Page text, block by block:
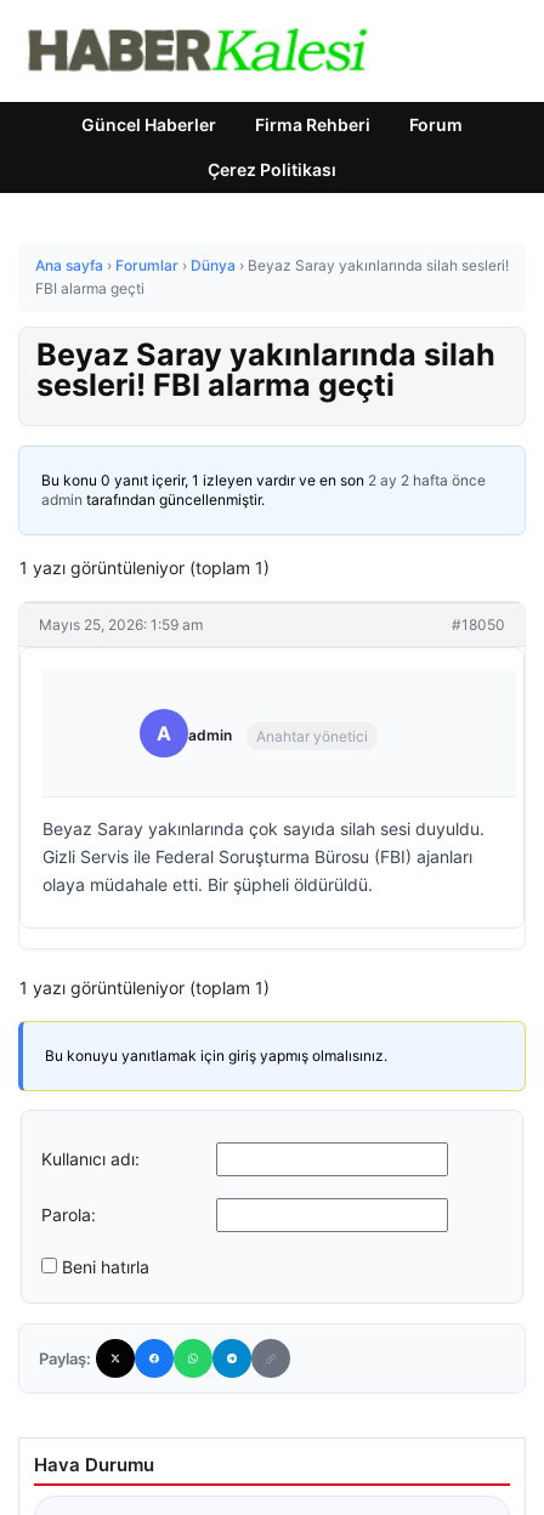
Güncel Haberler Firma Rehberi Forum
Çerez Politikası
Ana sayfa › Forumlar › Dünya › Beyaz Saray yakınlarında silah sesleri!
FBI alarma geçti
Beyaz Saray yakınlarında silah
sesleri! FBI alarma geçti
Bu konu 0 yanıt içerir, 1 izleyen vardır ve en son 2 ay 2 hafta önce
admin tarafından güncellenmiştir.
1 yazı görüntüleniyor (toplam 1)
Mayıs 25, 2026: 1:59 am #18050
A admin Anahtar yönetici
Beyaz Saray yakınlarında çok sayıda silah sesi duyuldu.
Gizli Servis ile Federal Soruşturma Bürosu (FBI) ajanları
olaya müdahale etti. Bir şüpheli öldürüldü.
1 yazı görüntüleniyor (toplam 1)
Bu konuyu yanıtlamak için giriş yapmış olmalısınız.
Kullanıcı adı:
Parola:
Beni hatırla
Paylaş:
Hava Durumu